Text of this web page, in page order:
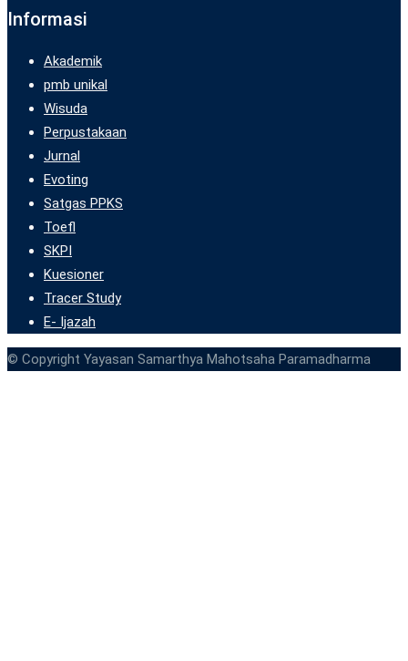
Informasi
Akademik
pmb unikal
Wisuda
Perpustakaan
Jurnal
Evoting
Satgas PPKS
Toefl
SKPI
Kuesioner
Tracer Study
E- Ijazah
© Copyright Yayasan Samarthya Mahotsaha Paramadharma